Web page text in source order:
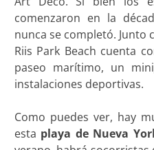
comenzaron en la
nunca se completó. Junto
Riis Park Beach cuenta
paseo marítimo, un
instalaciones deportivas.
Como puedes ver, hay
esta playa de Nueva